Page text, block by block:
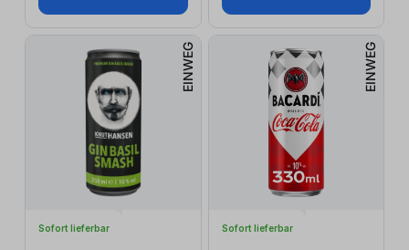
EINWEG
Sofort lieferbar
EINWEG
Sofort lieferbar